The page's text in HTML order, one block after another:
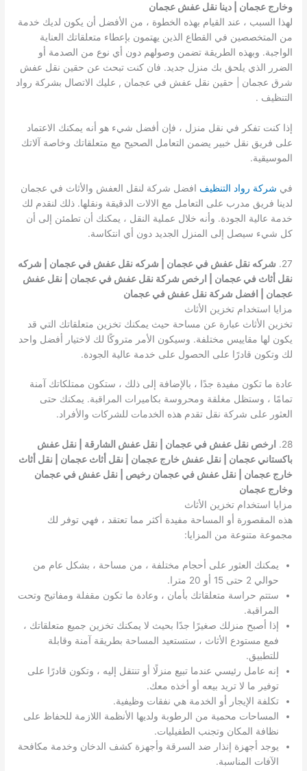
وخارج عجمان | دينا نقل عفش عجمان
لهذا السبب ، عند القيام بهذه الخطوة ، من الأفضل أن يكون لديك خدمة
من المتخصصين في القطاع الذين يهتمون بإعطاء متعلقاتك العناية
الواجبة. وبهذه الطريقة تضمن وصولهم دون أي نوع من الصدمة أو
الضرر الذي يلحق بك منزل جديد. فان كنت تبحث عن حقين نقل عفش
شرق عجمان | حقين نقل عفش في عجمان , عليك الاتصال بشركة رواد
التنظيف .
إذا كنت تفكر في نقل منزل ، فإن أفضل شيء هو أنه يمكنك الاعتماد
على فريق نقل خبير يضمن التعامل الصحيح مع متعلقاتك وخاصة آلاتك
الموسيقية.
في شركة رواد التنظيف افضل شركة لنقل العفش والأثاث في عجمان
لدينا فريق مدرب على التعامل مع الالات الدقيقة ونقلها. ذلك لنقدم لك
خدمة عالية الجودة. وأنه خلال عملية النقل ، يمكنك أن تطمئن إلى أن
كل شيء سيصل إلى المنزل الجديد دون أي انتكاسة.
27.
شركه نقل عفش في عجمان | شركه نقل عفش في عجمان | شركه
نقل أثاث في عجمان | ارخص شركة نقل عفش في عجمان | نقل عفش
عجمان | افضل شركة نقل عفش في عجمان
مزايا استخدام تخزين الأثاث
تخزين الأثاث عبارة عن مساحة حيث يمكنك تخزين متعلقاتك التي قد
يكون لها مقاييس مختلفة. وسيكون الأمر متروكًا لك لاختيار أفضل واحد
لك وتكون قادرًا على الحصول على خدمة عالية الجودة.
عادة ما تكون مفيدة جدًا ، بالإضافة إلى ذلك ، ستكون ممتلكاتك آمنة
تمامًا ، وستظل مغلقة ومحروسة بكاميرات المراقبة. يمكنك حتى
العثور على شركة نقل تقدم هذه الخدمات للشركات والأفراد.
28.
ارخص نقل عفش في عجمان | نقل عفش الشارقة | نقل عفش
باكستاني عجمان | نقل عفش خارج عجمان | نقل أثاث عجمان | نقل أثاث
خارج عجمان | نقل عفش في عجمان رخيص | نقل عفش في عجمان
وخارج عجمان
مزايا استخدام تخزين الأثاث
هذه المقصورة أو المساحة مفيدة أكثر مما تعتقد ، فهي توفر لك
مجموعة متنوعة من المزايا:
يمكنك العثور على أحجام مختلفة ، من مساحة ، بشكل عام من
حوالي 2 حتى 15 أو 20 مترا.
ستتم حراسة متعلقاتك بأمان ، وعادة ما تكون مقفلة ومفاتيح وتحت
المراقبة.
إذا أصبح منزلك صغيرًا جدًا بحيث لا يمكنك تخزين جميع متعلقاتك ،
فمع مستودع الأثاث ، ستستعيد المساحة بطريقة آمنة وقابلة
للتطبيق.
إنه عامل رئيسي عندما تبيع منزلًا أو تنتقل إليه ، وتكون قادرًا على
توفير ما لا تريد بيعه أو أخذه معك.
تكلفة الإيجار أو الخدمة هي نفقات وظيفية.
المساحات محمية من الرطوبة ولديها الأنظمة اللازمة للحفاظ على
نظافة المكان وتجنب الطفيليات.
يوجد أجهزة إنذار ضد السرقة وأجهزة كشف الدخان وخدمة مكافحة
الآفات المناسبة.